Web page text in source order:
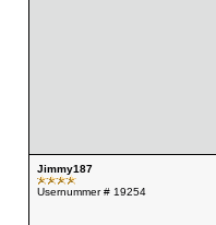
Jimmy187
Usernummer # 19254